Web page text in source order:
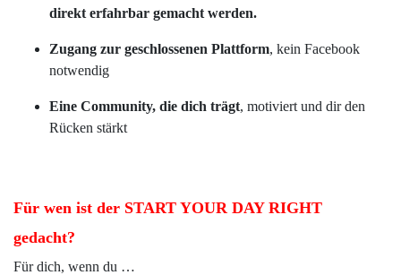
direkt erfahrbar gemacht werden.
Zugang zur geschlossenen Plattform, kein Facebook
notwendig
Eine Community, die dich trägt, motiviert und dir den
Rücken stärkt
Für wen ist der START YOUR DAY RIGHT
gedacht?
Für dich, wenn du …